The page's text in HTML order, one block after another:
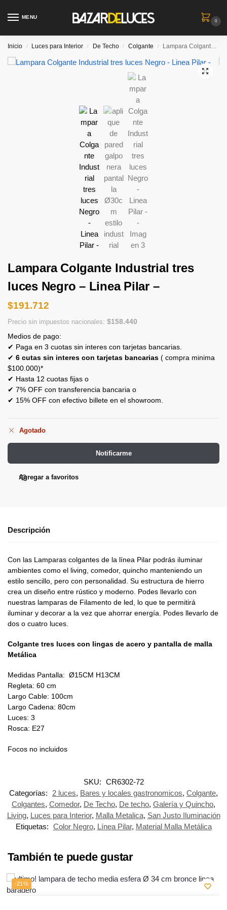
MENU
0
Inicio / Luces para Interior / De Techo / Colgante / Lampara Colgante Industrial tres luces Negro – Linea Pilar –
Lampara Colgante Industrial tres
luces Negro – Linea Pilar –
$191.712
Precio sin impuestos nacionales: $158.440
Medios de pago:
✔ Paga en 3 cuotas sin interes con tarjetas bancarias.
✔ 6 cutas sin interes con tarjetas bancarias ( compra minima
$100.000)*
✔ Hasta 12 cuotas fijas o
✔ 7% OFF con transferencia bancaria o
✔ 15% OFF con efectivo billete en el showroom.
Agotado
Notificarme
Agregar a favoritos
Descripción
Con las Lamparas colgantes de la línea Pilar podrás iluminar
ambientes como el living, comedor, quincho manteniendo un
estilo sencillo, pero con personalidad. Su estructura de hierro
crea un diseño entre rústico y moderno. Podes llevarlo con
nuestras lamparas de Filamento de led, lo que te permitirá
iluminar y decorar a la vez que ahorrar energía. Podes llevarlo de
dos o cuatro luces.
Colgante tres luces con lingas de acero y pantalla de malla
Metálica
Medidas Pantalla: Ø15CM H13CM
Regleta: 60 cm
Largo Cable: 100cm
Largo Cadena: 80cm
Luces: 3
Rosca: E27
Focos no incluidos
SKU: CR6302-72
Categorías:
2 luces, Bares y locales gastronomicos, Colgante,
Colgantes, Comedor, De Techo, De techo, Galería y Quincho,
Living, Luces para Interior, Malla Metalica, San Justo Iluminación
Etiquetas: Color Negro, Línea Pilar, Material Malla Metálica
También te puede gustar
-21%